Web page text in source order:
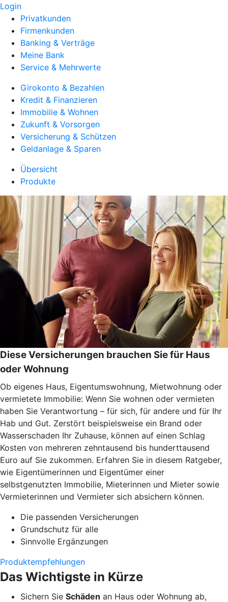
Login
Privatkunden
Firmenkunden
Banking & Verträge
Meine Bank
Service & Mehrwerte
Girokonto & Bezahlen
Kredit & Finanzieren
Immobilie & Wohnen
Zukunft & Vorsorgen
Versicherung & Schützen
Geldanlage & Sparen
Übersicht
Produkte
Diese Versicherungen brauchen Sie für Haus
oder Wohnung
Ob eigenes Haus, Eigentumswohnung, Mietwohnung oder
vermietete Immobilie: Wenn Sie wohnen oder vermieten
haben Sie Verantwortung – für sich, für andere und für Ihr
Hab und Gut. Zerstört beispielsweise ein Brand oder
Wasserschaden Ihr Zuhause, können auf einen Schlag
Kosten von mehreren zehntausend bis hunderttausend
Euro auf Sie zukommen. Erfahren Sie in diesem Ratgeber,
wie Eigentümerinnen und Eigentümer einer
selbstgenutzten Immobilie, Mieterinnen und Mieter sowie
Vermieterinnen und Vermieter sich absichern können.
Die passenden Versicherungen
Grundschutz für alle
Sinnvolle Ergänzungen
Produktempfehlungen
Das Wichtigste in Kürze
Sichern Sie Schäden an Haus oder Wohnung ab,